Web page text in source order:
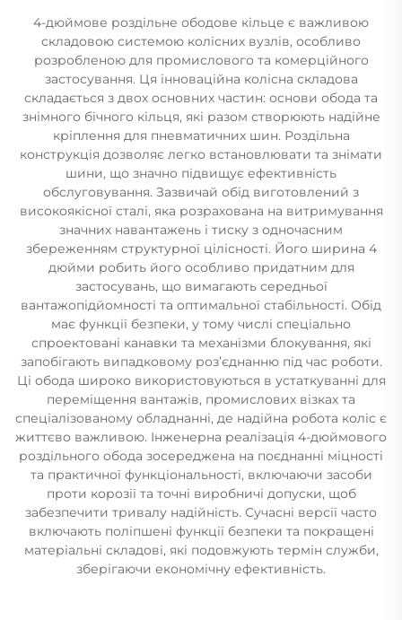
4-дюймове роздільне ободове кільце є важливою
складовою системою колісних вузлів, особливо
розробленою для промислового та комерційного
застосування. Ця інноваційна колісна складова
складається з двох основних частин: основи обода та
знімного бічного кільця, які разом створюють надійне
кріплення для пневматичних шин. Роздільна
конструкція дозволяє легко встановлювати та знімати
шини, що значно підвищує ефективність
обслуговування. Зазвичай обід виготовлений з
високоякісної сталі, яка розрахована на витримування
значних навантажень і тиску з одночасним
збереженням структурної цілісності. Його ширина 4
дюйми робить його особливо придатним для
застосувань, що вимагають середньої
вантажопідйомності та оптимальної стабільності. Обід
має функції безпеки, у тому числі спеціально
спроектовані канавки та механізми блокування, які
запобігають випадковому роз’єднанню під час роботи.
Ці обода широко використовуються в устаткуванні для
переміщення вантажів, промислових візках та
спеціалізованому обладнанні, де надійна робота коліс є
життєво важливою. Інженерна реалізація 4-дюймового
роздільного обода зосереджена на поєднанні міцності
та практичної функціональності, включаючи засоби
проти корозії та точні виробничі допуски, щоб
забезпечити тривалу надійність. Сучасні версії часто
включають поліпшені функції безпеки та покращені
матеріальні складові, які подовжують термін служби,
зберігаючи економічну ефективність.